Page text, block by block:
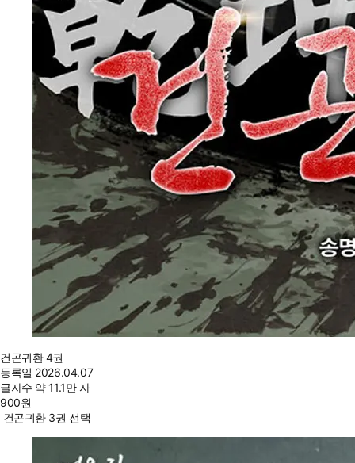
건곤귀환 4권
등록일 2026.04.07
글자수 약 11.1만 자
900원
건곤귀환 3권 선택